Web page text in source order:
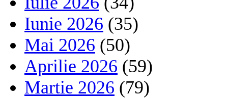
Iunie 2026 (35)
Mai 2026 (50)
Aprilie 2026 (59)
Martie 2026 (79)